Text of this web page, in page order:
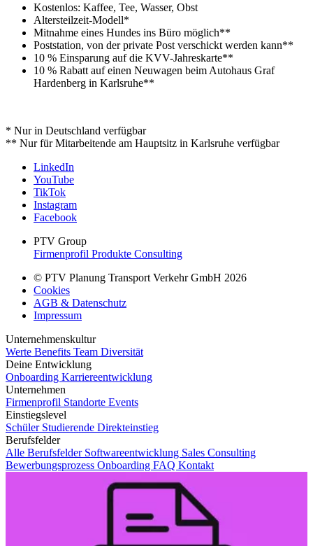
Kostenlos: Kaffee, Tee, Wasser, Obst
Altersteilzeit-Modell*
Mitnahme eines Hundes ins Büro möglich**
Poststation, von der private Post verschickt werden kann**
10 % Einsparung auf die KVV-Jahreskarte**
10 % Rabatt auf einen Neuwagen beim Autohaus Graf
Hardenberg in Karlsruhe**
* Nur in Deutschland verfügbar
** Nur für Mitarbeitende am Hauptsitz in Karlsruhe verfügbar
LinkedIn
YouTube
TikTok
Instagram
Facebook
PTV Group
Firmenprofil Produkte Consulting
© PTV Planung Transport Verkehr GmbH 2026
Cookies
AGB & Datenschutz
Impressum
Unternehmenskultur
Werte Benefits Team Diversität
Deine Entwicklung
Onboarding Karriereentwicklung
Unternehmen
Firmenprofil Standorte Events
Einstiegslevel
Schüler Studierende Direkteinstieg
Berufsfelder
Alle Berufsfelder Softwareentwicklung Sales Consulting
Bewerbungsprozess Onboarding FAQ Kontakt